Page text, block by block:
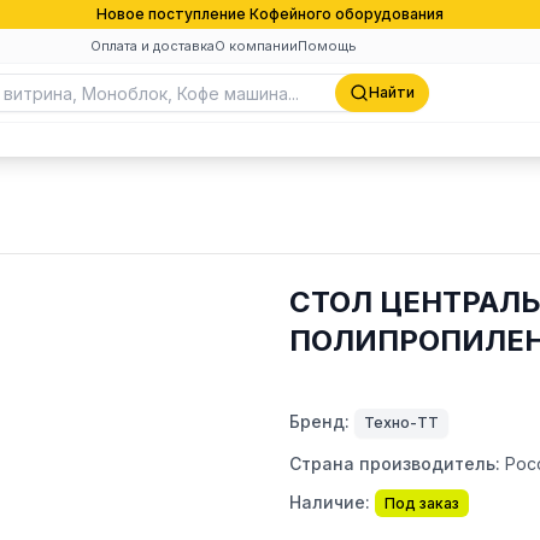
Новое поступление Кофейного оборудования
Оплата и доставкаО компанииПомощь
Найти
СТОЛ
Бренд: Техно-ТТ
Страна производитель:
Наличие:
Под заказ